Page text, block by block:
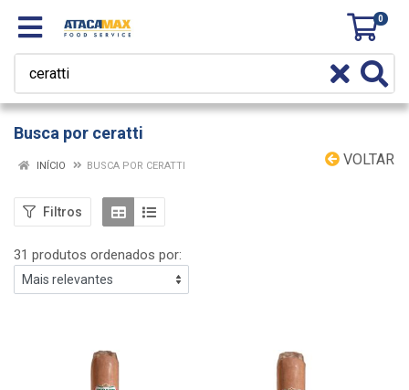
0
Busca por ceratti
VOLTAR
INÍCIO BUSCA POR CERATTI
Filtros
31 produtos ordenados por: